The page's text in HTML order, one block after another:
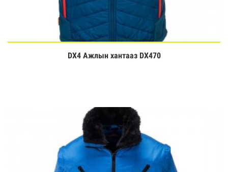
Үзэх
DX4 Ажлын хантааз DX470